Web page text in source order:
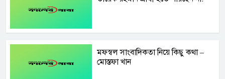
মফস্বল সাংবাদিকতা নিয়ে কিছু কথা –
মোস্তফা খান